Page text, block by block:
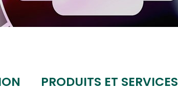
PRODUITS ET SERVICES